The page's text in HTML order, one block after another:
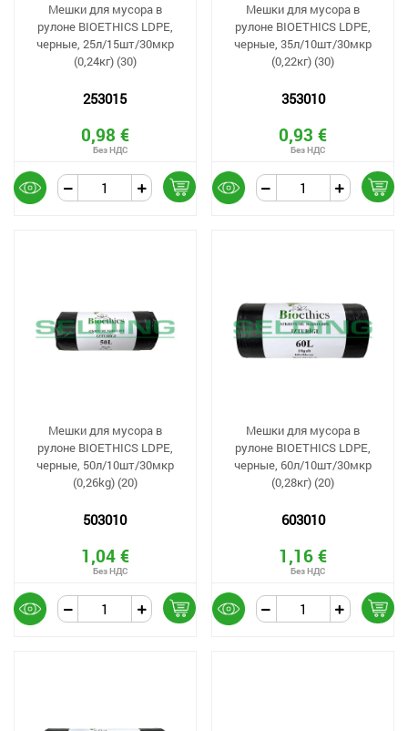
Мешки для мусора в
рулоне BIOETHICS LDPE,
черные, 25л/15шт/30мкр
(0,24кг) (30)
253015
0,98 €
Мешки для мусора в
рулоне BIOETHICS LDPE,
черные, 35л/10шт/30мкр
(0,22кг) (30)
353010
0,93 €
Мешки для мусора в
рулоне BIOETHICS LDPE,
черные, 50л/10шт/30мкр
(0,26kg) (20)
503010
1,04 €
Мешки для мусора в
рулоне BIOETHICS LDPE,
черные, 60л/10шт/30мкр
(0,28кг) (20)
603010
1,16 €